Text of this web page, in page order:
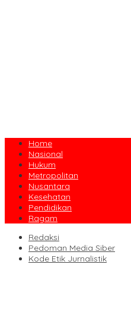
Home
Nasional
Hukum
Metropolitan
Nusantara
Kesehatan
Pendidikan
Ragam
Redaksi
Pedoman Media Siber
Kode Etik Jurnalistik